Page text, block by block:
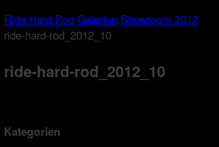
Ride Hard Rod Galerien Showroom 2012
ride-hard-rod_2012_10
ride-hard-rod_2012_10
Kategorien